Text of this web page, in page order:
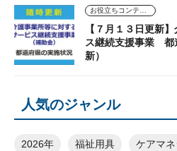
お役立ちコンテンツ
【７月１３日更新
ス継続支援事業 都
新）
人気のジャンル
2026年 福祉用具 ケアマ